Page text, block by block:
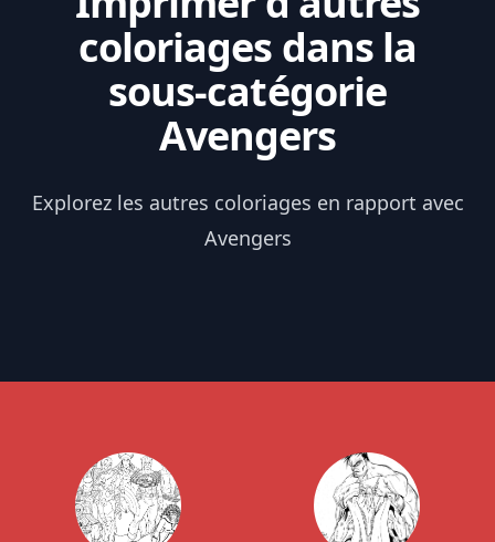
coloriages dans la
sous-catégorie
Avengers
Explorez les autres coloriages en rapport avec
Avengers